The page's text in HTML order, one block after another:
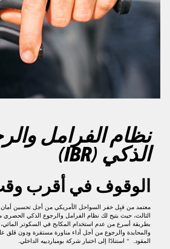
نظام الفرامل
الذكي (IBR)
الوقوف في أقرب
بطريقة أسرع من عدم استخدام المكابح في السكوتر
والمحايدة والرجوع من أجل أداء مناورة مستقرة ودون
المقود. * استنادًا إلى اختبار شركة بومباردييه الداخلي.